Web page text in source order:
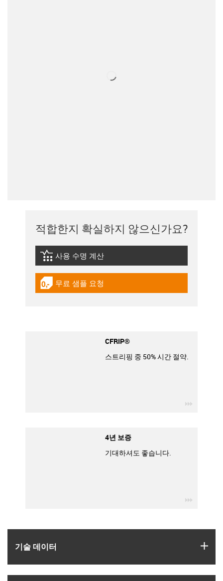
기술 데이터
적합한지 확실하지 않으신가요?
igus-icon-lebensdauerrechner
사용 수명 계산
igus-icon-gratismuster
무료 샘플 요청
CFRIP®
스트리핑 중 50% 시간 절약.
4년 보증
기대하셔도 좋습니다.